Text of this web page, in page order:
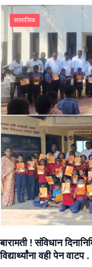
सामाजिक
बारामती ! संविधान
विद्यार्थ्यांना वही पेन वाटप .